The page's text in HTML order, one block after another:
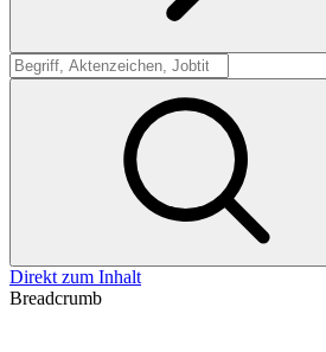
Suche
Direkt zum Inhalt
Breadcrumb